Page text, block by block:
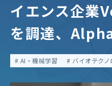
イエンス企業
を調達、
AI・機械学習 バイオテクノ